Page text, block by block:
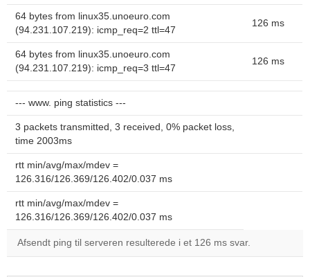
64 bytes from linux35.unoeuro.com
(94.231.107.219): icmp_req=2 ttl=47
126 ms
64 bytes from linux35.unoeuro.com
(94.231.107.219): icmp_req=3 ttl=47
126 ms
--- www. ping statistics ---
3 packets transmitted, 3 received, 0% packet loss,
time 2003ms
rtt min/avg/max/mdev =
126.316/126.369/126.402/0.037 ms
rtt min/avg/max/mdev =
126.316/126.369/126.402/0.037 ms
Afsendt ping til serveren resulterede i et 126 ms svar.